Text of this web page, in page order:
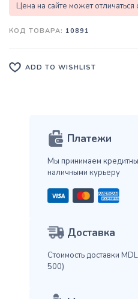
Цена на сайте может отличаться
КОД ТОВАРА: 10891
ADD TO WISHLIST
Платежи
Мы принимаем
наличными курьеру
Доставка
Стоимость доставки
500)